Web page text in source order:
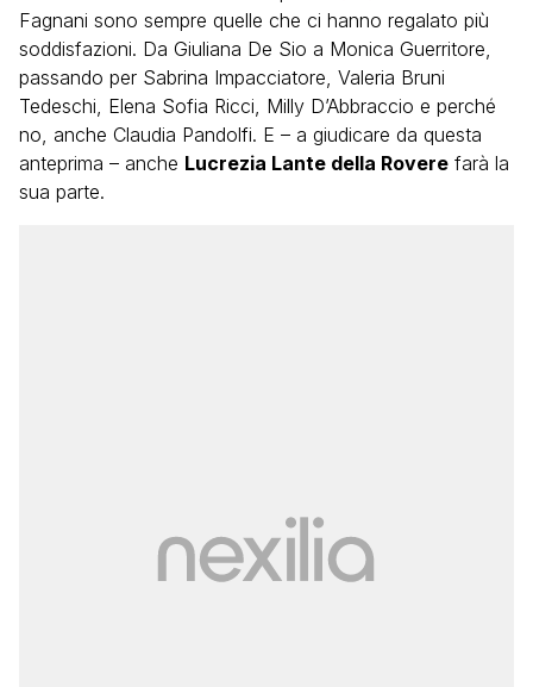
Fagnani sono sempre quelle che ci hanno regalato più
soddisfazioni. Da Giuliana De Sio a Monica Guerritore,
passando per Sabrina Impacciatore, Valeria Bruni
Tedeschi, Elena Sofia Ricci, Milly D’Abbraccio e perché
no, anche Claudia Pandolfi. E – a giudicare da questa
anteprima – anche Lucrezia Lante della Rovere farà la
sua parte.